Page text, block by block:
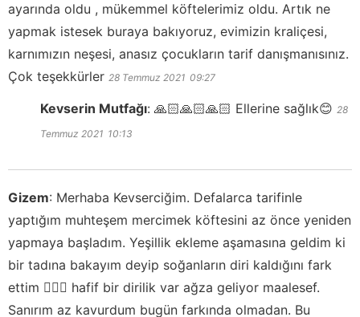
ayarında oldu , mükemmel köftelerimiz oldu. Artık ne
yapmak istesek buraya bakıyoruz, evimizin kraliçesi,
karnımızın neşesi, anasız çocukların tarif danışmanısınız.
Çok teşekkürler 28 Temmuz 2021 09:27
Kevserin Mutfağı: 🙏🏻🙏🏻🙏🏻 Ellerine sağlık😊 28
Temmuz 2021 10:13
Gizem: Merhaba Kevserciğim. Defalarca tarifinle
yaptığım muhteşem mercimek köftesini az önce yeniden
yapmaya başladım. Yeşillik ekleme aşamasına geldim ki
bir tadına bakayım deyip soğanların diri kaldığını fark
ettim 🤦🏼‍♀️ hafif bir dirilik var ağza geliyor maalesef.
Sanırım az kavurdum bugün farkında olmadan. Bu